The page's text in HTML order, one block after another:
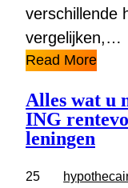
verschillende
vergelijken,…
Read More
Alles wat u
ING
leningen
25